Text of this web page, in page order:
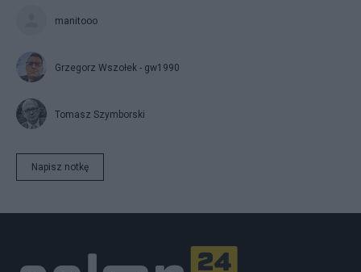
manitooo
Grzegorz Wszołek - gw1990
Tomasz Szymborski
Napisz notkę